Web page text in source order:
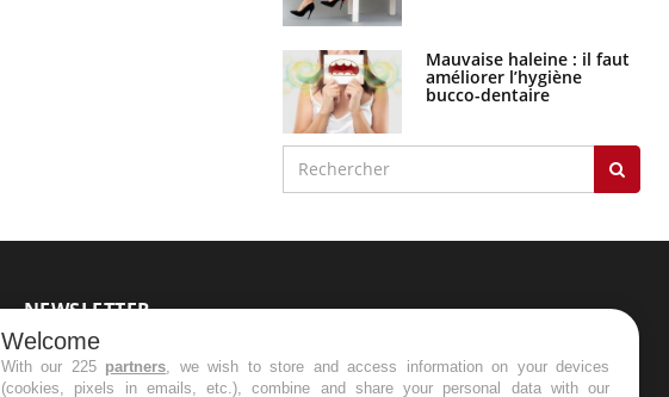
Mauvaise haleine : il faut
améliorer l’hygiène
bucco-dentaire
NEWSLETTER
Recevez toutes les semaines les meilleures
infos santé
Welcome
With our 225 partners, we wish to store and access information on your devices
(cookies, pixels in emails, etc.), combine and share your personal data with our